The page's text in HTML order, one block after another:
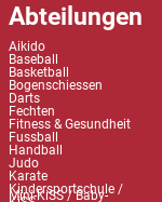
Abteilungen
Aikido
Baseball
Basketball
Bogenschiessen
Darts
Fechten
Fitness & Gesundheit
Fussball
Handball
Judo
Karate
Kindersportschule /
Mini-KiSS / Baby-